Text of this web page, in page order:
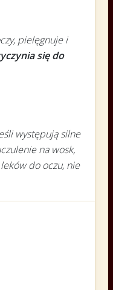
pielęgnuje i
się do
występują silne
na wosk,
do oczu, nie